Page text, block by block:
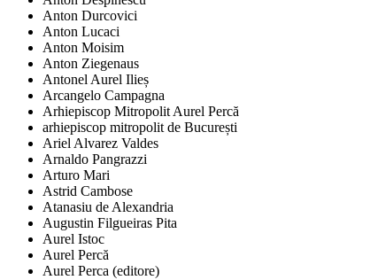
Anton Durcovici
Anton Lucaci
Anton Moisim
Anton Ziegenaus
Antonel Aurel Ilieș
Arcangelo Campagna
Arhiepiscop Mitropolit Aurel Percă
arhiepiscop mitropolit de București
Ariel Alvarez Valdes
Arnaldo Pangrazzi
Arturo Mari
Astrid Cambose
Atanasiu de Alexandria
Augustin Filgueiras Pita
Aurel Istoc
Aurel Percă
Aurel Perca (editore)